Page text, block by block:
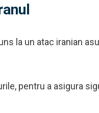
la un atac iranian
pentru a asigura